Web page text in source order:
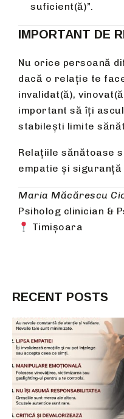
suficient(ă)”.
IMPORTANT DE
Nu orice persoană
dacă o relație te
invalidat(ă),
important să îți
stabilești limite
Relațiile sănătoase
empatie și siguranță
Maria Măcărescu
Psiholog clinician &
Timișoara
RECENT POSTS